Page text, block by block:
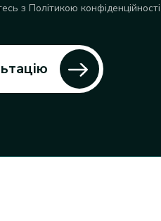
з Політикою